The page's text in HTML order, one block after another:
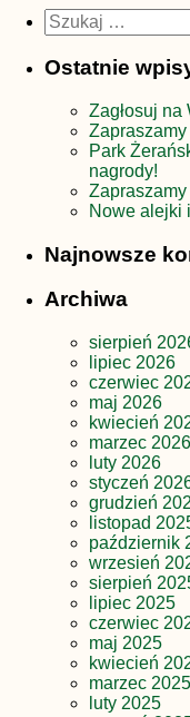
Szukaj:
Ostatnie
Zagłosuj na
Park
nagrody!
Zapraszamy
Nowe alejki
Najnowsze
Archiwa
sierpień
lipiec 2026
czerwiec
maj 2026
kwiecień
marzec 2026
luty 2026
styczeń
grudzień
listopad
październik
wrzesień
sierpień
lipiec 2025
czerwiec
maj 2025
kwiecień
marzec 2025
luty 2025